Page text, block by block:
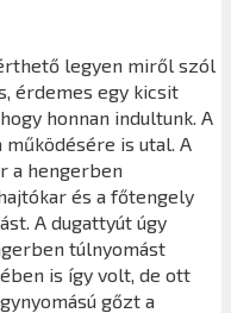
legyen miről szól
érdemes egy kicsit
honnan indultunk. A
is utal. A
a hengerben
és a főtengely
A dugattyút úgy
túlnyomást
is így volt, de ott
gőzt a